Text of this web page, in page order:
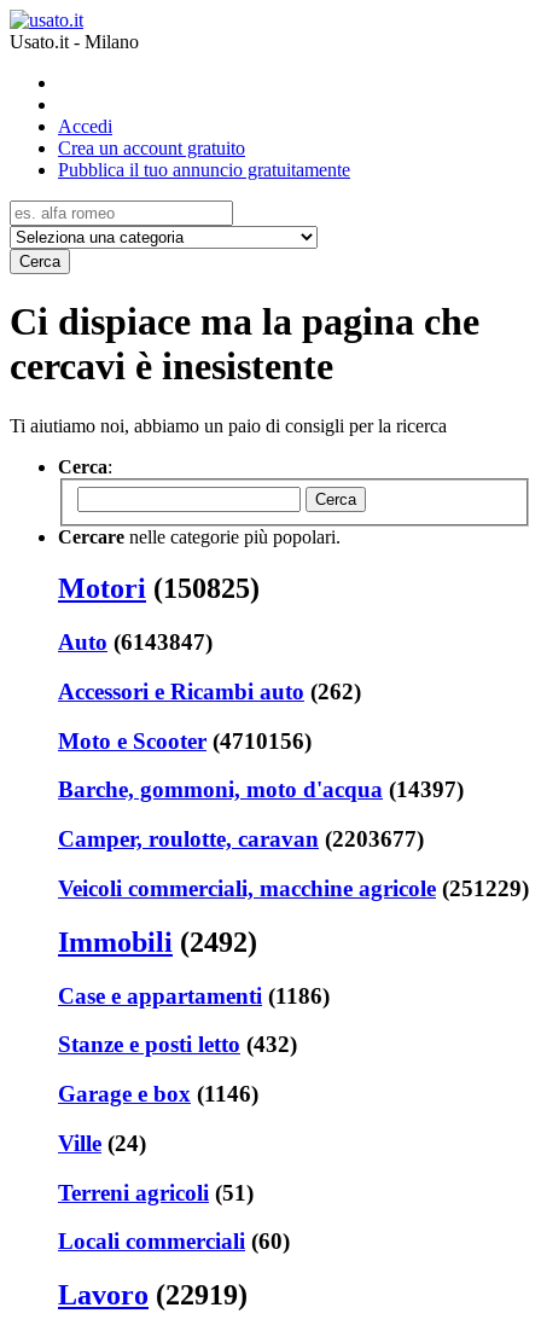
Usato.it - Milano
Accedi
Crea un account gratuito
Pubblica il tuo annuncio gratuitamente
Cerca
Ci dispiace ma la pagina che
cercavi è inesistente
Ti aiutiamo noi, abbiamo un paio di consigli per la ricerca
Cerca:
Cerca
Cercare nelle categorie più popolari.
Motori (150825)
Auto (6143847)
Accessori e Ricambi auto (262)
Moto e Scooter (4710156)
Barche, gommoni, moto d'acqua (14397)
Camper, roulotte, caravan (2203677)
Veicoli commerciali, macchine agricole (251229)
Immobili (2492)
Case e appartamenti (1186)
Stanze e posti letto (432)
Garage e box (1146)
Ville (24)
Terreni agricoli (51)
Locali commerciali (60)
Lavoro (22919)